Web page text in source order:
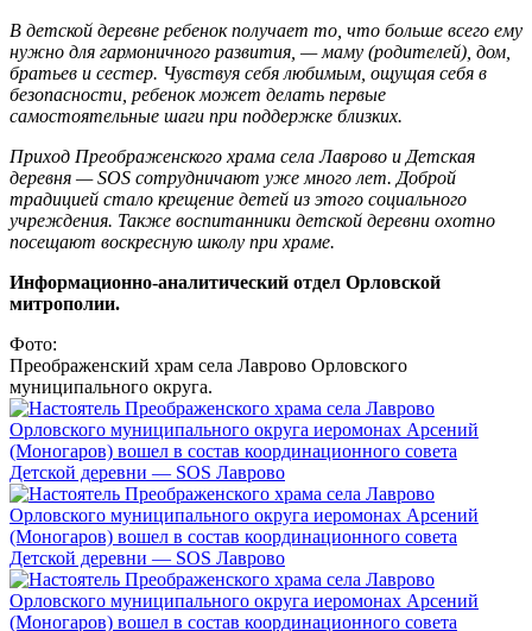
В детской деревне ребенок получает то, что больше всего ему
нужно для гармоничного развития, — маму (родителей), дом,
братьев и сестер. Чувствуя себя любимым, ощущая себя в
безопасности, ребенок может делать первые
самостоятельные шаги при поддержке близких.
Приход Преображенского храма села Лаврово и Детская
деревня — SOS сотрудничают уже много лет. Доброй
традицией стало крещение детей из этого социального
учреждения. Также воспитанники детской деревни охотно
посещают воскресную школу при храме.
Информационно-аналитический отдел Орловской
митрополии.
Фото:
Преображенский храм села Лаврово Орловского
муниципального округа.